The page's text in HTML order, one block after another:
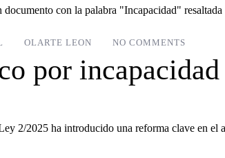
OLARTE LEON NO COMMENTS
por incapacidad
2/2025 ha introducido una reforma clave en el